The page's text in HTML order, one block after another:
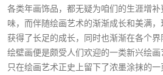
各类年画饰品，都无疑为咱们的生涯增
味，而伴随绘画艺术的渐渐成长和美满
获得了长足的成长，同时也渐渐在各个
绘壁画便是颇受人们欢迎的一类新兴绘
只在绘画艺术正史上留下了浓墨涂抹的